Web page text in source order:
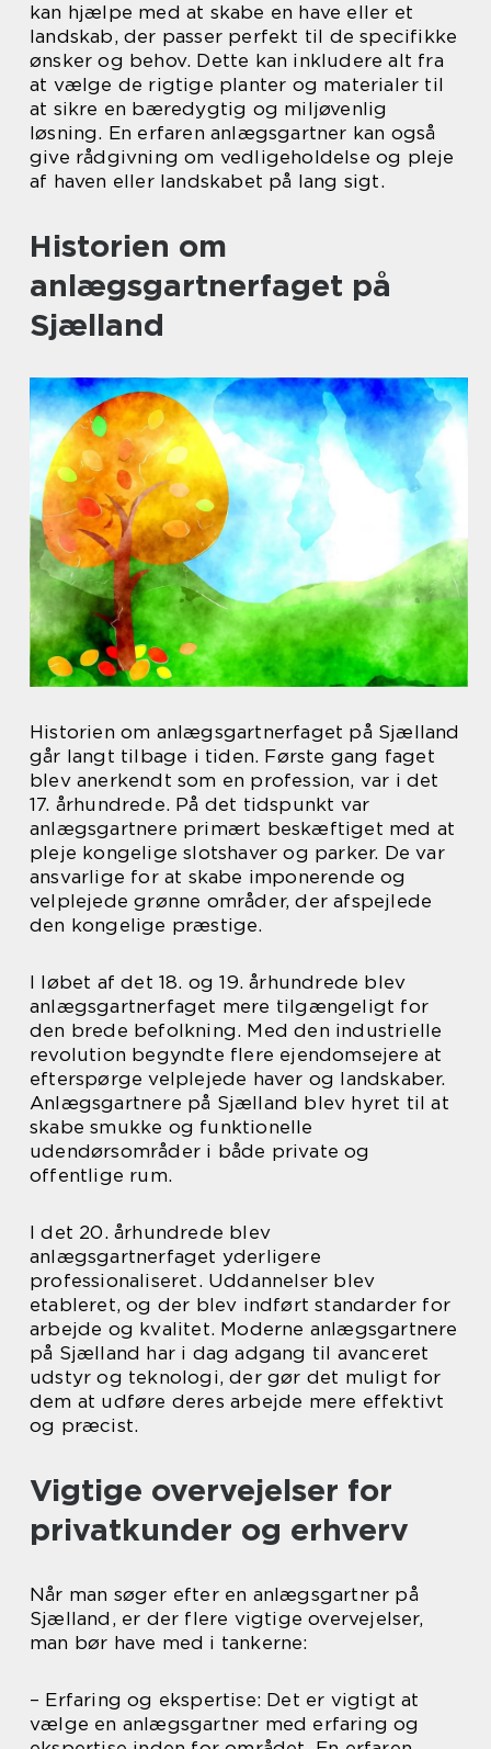
kan hjælpe med at skabe en have eller et
landskab, der passer perfekt til de specifikke
ønsker og behov. Dette kan inkludere alt fra
at vælge de rigtige planter og materialer til
at sikre en bæredygtig og miljøvenlig
løsning. En erfaren anlægsgartner kan også
give rådgivning om vedligeholdelse og pleje
af haven eller landskabet på lang sigt.
Historien om
anlægsgartnerfaget på
Sjælland
Historien om anlægsgartnerfaget på Sjælland
går langt tilbage i tiden. Første gang faget
blev anerkendt som en profession, var i det
17. århundrede. På det tidspunkt var
anlægsgartnere primært beskæftiget med at
pleje kongelige slotshaver og parker. De var
ansvarlige for at skabe imponerende og
velplejede grønne områder, der afspejlede
den kongelige præstige.
I løbet af det 18. og 19. århundrede blev
anlægsgartnerfaget mere tilgængeligt for
den brede befolkning. Med den industrielle
revolution begyndte flere ejendomsejere at
efterspørge velplejede haver og landskaber.
Anlægsgartnere på Sjælland blev hyret til at
skabe smukke og funktionelle
udendørsområder i både private og
offentlige rum.
I det 20. århundrede blev
anlægsgartnerfaget yderligere
professionaliseret. Uddannelser blev
etableret, og der blev indført standarder for
arbejde og kvalitet. Moderne anlægsgartnere
på Sjælland har i dag adgang til avanceret
udstyr og teknologi, der gør det muligt for
dem at udføre deres arbejde mere effektivt
og præcist.
Vigtige overvejelser for
privatkunder og erhverv
Når man søger efter en anlægsgartner på
Sjælland, er der flere vigtige overvejelser,
man bør have med i tankerne:
– Erfaring og ekspertise: Det er vigtigt at
vælge en anlægsgartner med erfaring og